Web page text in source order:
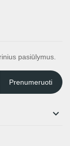
pasiūlymus.
Prenumeruoti
